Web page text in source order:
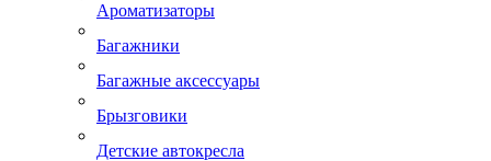
Ароматизаторы
Багажники
Багажные аксессуары
Брызговики
Детские автокресла